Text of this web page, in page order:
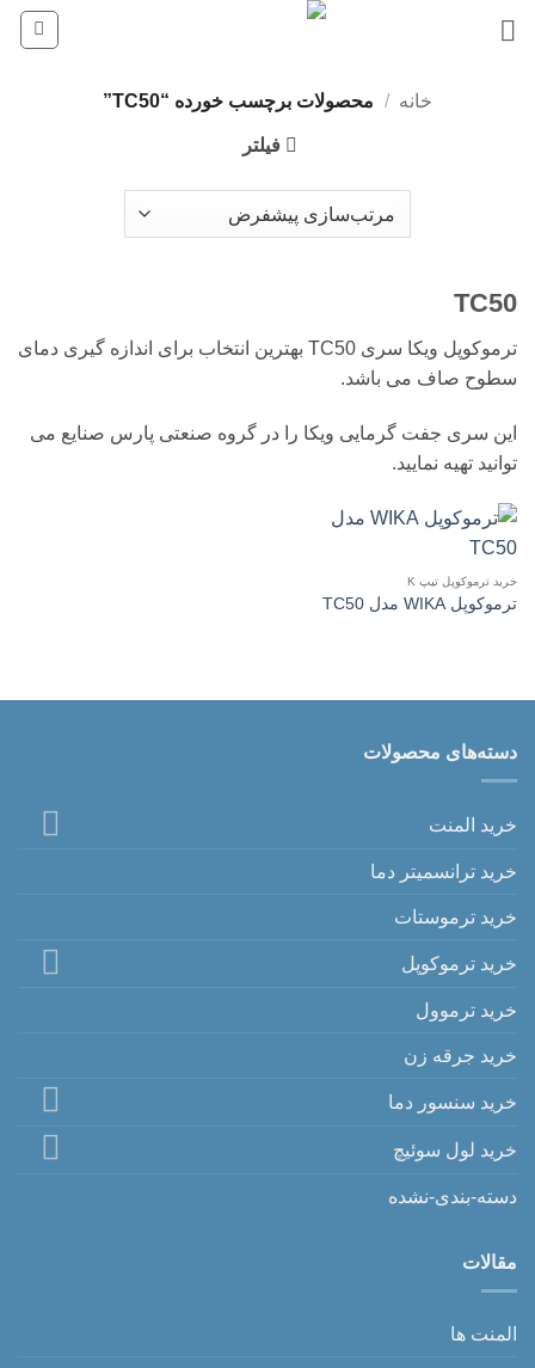
خانه / محصولات برچسب خورده “TC50”
فیلتر
TC50
ترموکوپل ویکا سری TC50 بهترین انتخاب برای اندازه گیری دمای
سطوح صاف می باشد.
این سری جفت گرمایی ویکا را در گروه صنعتی پارس صنایع می
توانید تهیه نمایید.
خرید ترموکوپل تیپ K
ترموکوپل WIKA مدل TC50
دسته‌های محصولات
خرید المنت
خرید ترانسمیتر دما
خرید ترموستات
خرید ترموکوپل
خرید ترموول
خرید جرقه زن
خرید سنسور دما
خرید لول سوئیچ
دسته-بندی-نشده
مقالات
المنت ها